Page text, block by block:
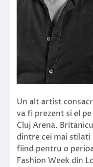
Un alt artist
va fi prezent si el
Cluj Arena.
dintre cei mai
fiind pentru o
Fashion Week din